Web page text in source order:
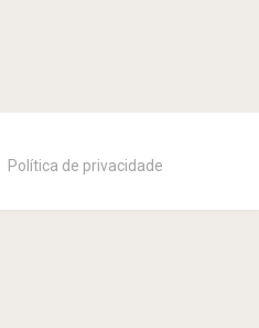
Política de privacidade